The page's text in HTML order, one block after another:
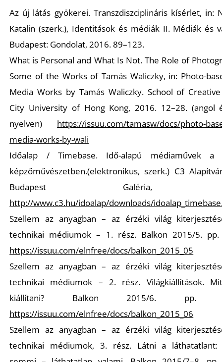
Az új látás gyökerei. Transzdiszciplináris kísérlet, in:
Katalin (szerk.), Identitások és médiák II. Médiák és
Budapest: Gondolat, 2016. 89–123.
What is Personal and What Is Not. The Role of
Some of the Works of Tamás Waliczky, in: Photo-
Media Works by Tamás Waliczky.School of
City University of Hong Kong, 2016. 12–28. (angol
nyelven) https://issuu.com/tamasw/docs/photo-
media-works-by-wali
Időalap / Timebase. Idő-alapú médiaművek a
képzőművészetben.(elektronikus, szerk.) C3
Budapest Galéria,
http://www.c3.hu/idoalap/downloads/
Szellem az anyagban – az érzéki világ
technikai médiumok – 1. rész. Balkon 2015/5. pp.
https://issuu.com/elnfree/docs/balkon_2015_05
Szellem az anyagban – az érzéki világ
technikai médiumok – 2. rész. Világkiállítások.
kiállítani? Balkon 2015/6. pp.
https://issuu.com/elnfree/docs/balkon_2015_06
Szellem az anyagban – az érzéki világ
technikai médiumok, 3. rész. Látni a láthatatlant: